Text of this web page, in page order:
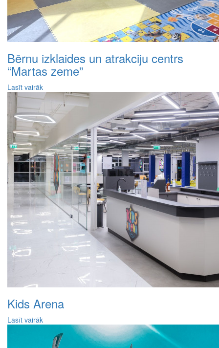
Bērnu izklaides un atrakciju centrs
“Martas zeme”
Lasīt vairāk
Kids Arena
Lasīt vairāk